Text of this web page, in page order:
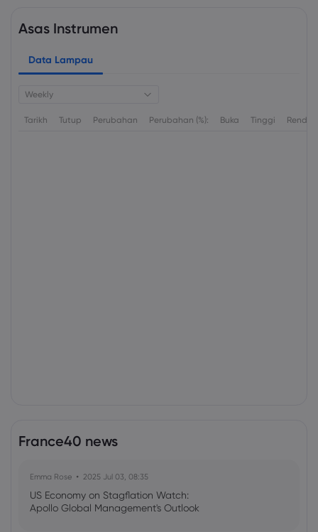
Asas Instrumen
Data Lampau
Weekly
Tarikh Tutup Perubahan Perubahan (%): Buka Tinggi Rendah
France40 news
Emma Rose 2025 Jul 03, 08:35
US Economy on Stagflation Watch:
Apollo Global Management's Outlook